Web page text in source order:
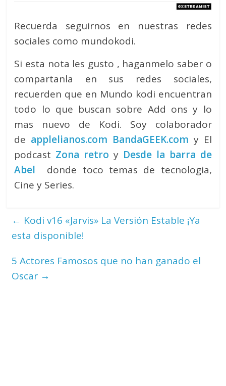
Recuerda seguirnos en nuestras redes
sociales como mundokodi.
Si esta nota les gusto , haganmelo saber o
compartanla en sus redes sociales,
recuerden que en Mundo kodi encuentran
todo lo que buscan sobre Add ons y lo
mas nuevo de Kodi. Soy colaborador
de applelianos.com BandaGEEK.com y El
podcast Zona retro y Desde la barra de
Abel
donde toco temas de tecnologia,
Cine y Series.
← Kodi v16 «Jarvis» La Versión Estable ¡Ya
esta disponible!
5 Actores Famosos que no han ganado el
Oscar →